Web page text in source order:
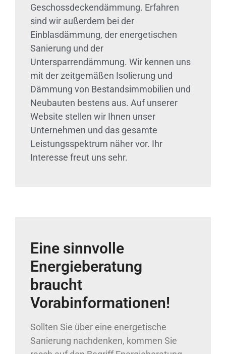
Geschossdeckendämmung. Erfahren
sind wir außerdem bei der
Einblasdämmung, der energetischen
Sanierung und der
Untersparrendämmung. Wir kennen uns
mit der zeitgemäßen Isolierung und
Dämmung von Bestandsimmobilien und
Neubauten bestens aus. Auf unserer
Website stellen wir Ihnen unser
Unternehmen und das gesamte
Leistungsspektrum näher vor. Ihr
Interesse freut uns sehr.
Eine sinnvolle
Energieberatung
braucht
Vorabinformationen!
Sollten Sie über eine energetische
Sanierung nachdenken, kommen Sie